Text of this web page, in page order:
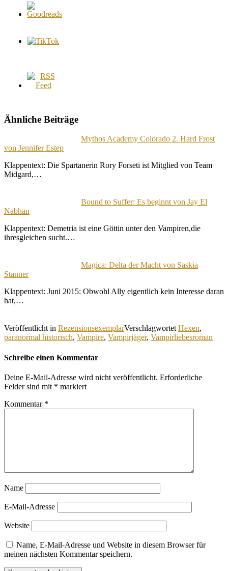
Ähnliche Beiträge
Mythos Academy Colorado 2. Hard Frost
von Jennifer Estep
Klappentext: Die Spartanerin Rory Forseti ist Mitglied von Team
Midgard,…
Bound to Suffer: Es beginnt von Jay El
Nabhan
Klappentext: Demetria ist eine Göttin unter den Vampiren,die
ihresgleichen sucht.…
Magica: Delta der Macht von Saskia
Stanner
Klappentext: Juni 2015: Obwohl Ally eigentlich kein Interesse daran
hat,…
Veröffentlicht in RezensionsexemplarVerschlagwortet Hexen,
paranormal historisch, Vampire, Vampirjäger, Vampirliebesroman
Schreibe einen Kommentar
Deine E-Mail-Adresse wird nicht veröffentlicht. Erforderliche
Felder sind mit * markiert
Kommentar *
Name
E-Mail-Adresse
Website
Name, E-Mail-Adresse und Website in diesem Browser für
meinen nächsten Kommentar speichern.